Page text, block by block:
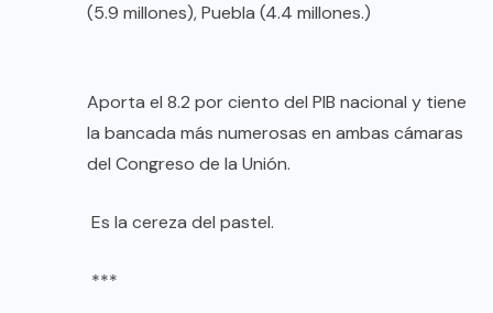
(5.9 millones), Puebla (4.4 millones.)
Aporta el 8.2 por ciento del PIB nacional y tiene
la bancada más numerosas en ambas cámaras
del Congreso de la Unión.
Es la cereza del pastel.
***